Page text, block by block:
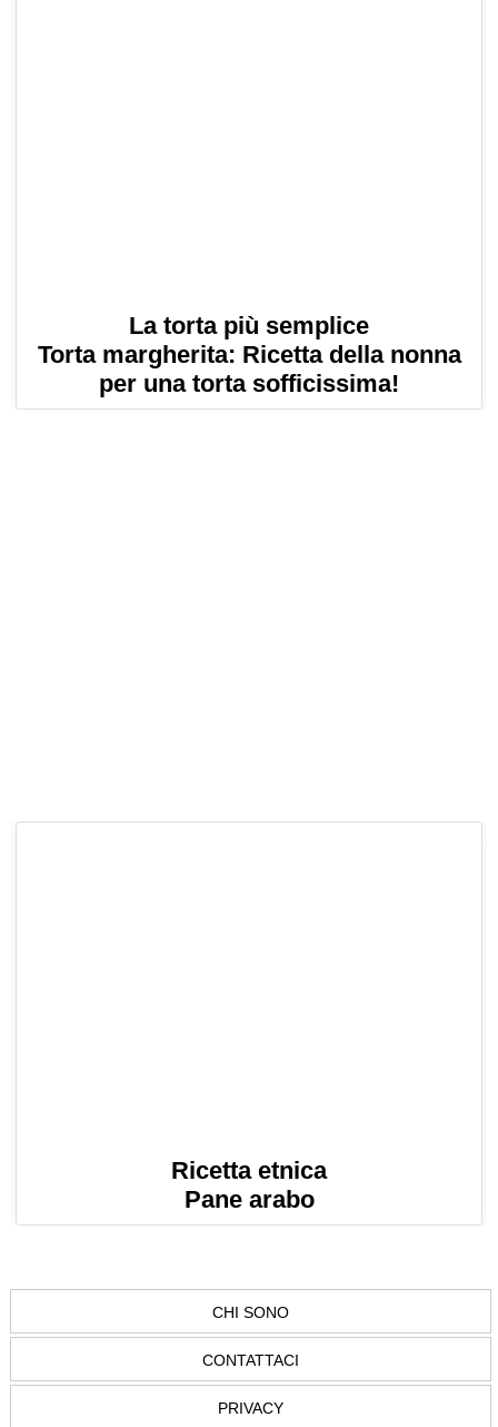
La torta più semplice
Torta margherita: Ricetta della nonna
per una torta sofficissima!
Ricetta etnica
Pane arabo
CHI SONO
CONTATTACI
PRIVACY